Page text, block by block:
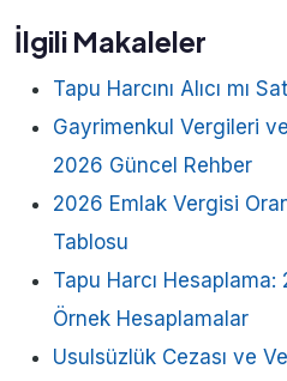
İlgili Makaleler
Tapu Harcını Alıcı mı
Gayrimenkul Vergileri
2026 Güncel Rehber
2026 Emlak Vergisi
Tablosu
Tapu Harcı
Örnek Hesaplamalar
Usulsüzlük Cezası ve